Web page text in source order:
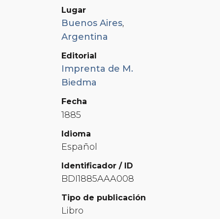
Lugar
Buenos Aires,
Argentina
Editorial
Imprenta de M.
Biedma
Fecha
1885
Idioma
Español
Identificador / ID
BDI1885AAA008
Tipo de publicación
Libro